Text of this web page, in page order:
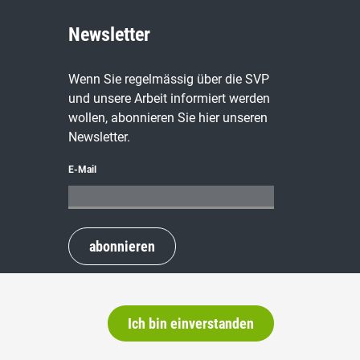
Newsletter
Wenn Sie regelmässig über die SVP
und unsere Arbeit informiert werden
wollen, abonnieren Sie hier unseren
Newsletter.
E-Mail
abonnieren
Ich bin einverstanden